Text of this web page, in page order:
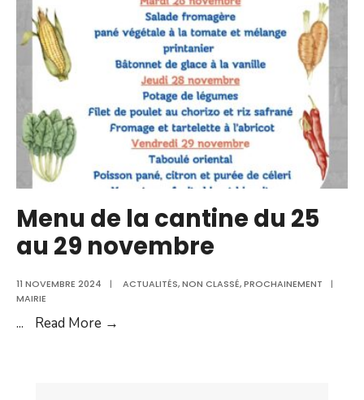
de
Noël
Menu de la cantine du 25
au 29 novembre
11 NOVEMBRE 2024 | ACTUALITÉS,NON CLASSÉ,PROCHAINEMENT
|
MAIRIE
... Read More →